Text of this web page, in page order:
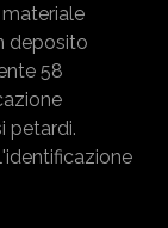
deposito
58
petardi.